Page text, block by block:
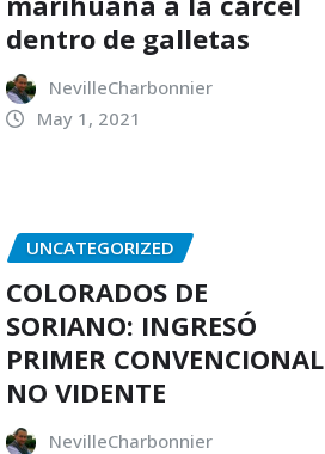
dentro de galletas
NevilleCharbonnier
May 1, 2021
UNCATEGORIZED
COLORADOS DE
SORIANO: INGRESÓ
PRIMER CONVENCIONAL
NO VIDENTE
NevilleCharbonnier